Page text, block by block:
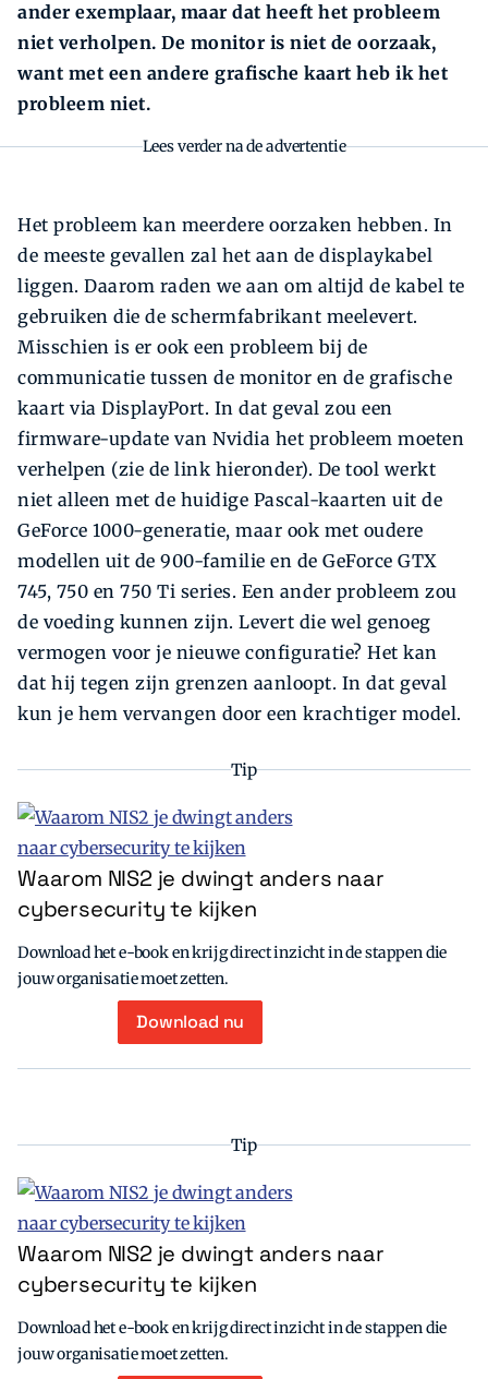
ander exemplaar, maar dat heeft het probleem
niet verholpen. De monitor is niet de oorzaak,
want met een andere grafische kaart heb ik het
probleem niet.
Lees verder na de advertentie
Het probleem kan meerdere oorzaken hebben. In
de meeste gevallen zal het aan de displaykabel
liggen. Daarom raden we aan om altijd de kabel te
gebruiken die de schermfabrikant meelevert.
Misschien is er ook een probleem bij de
communicatie tussen de monitor en de grafische
kaart via DisplayPort. In dat geval zou een
firmware-update van Nvidia het probleem moeten
verhelpen (zie de link hieronder). De tool werkt
niet alleen met de huidige Pascal-kaarten uit de
GeForce 1000-generatie, maar ook met oudere
modellen uit de 900-familie en de GeForce GTX
745, 750 en 750 Ti series. Een ander probleem zou
de voeding kunnen zijn. Levert die wel genoeg
vermogen voor je nieuwe configuratie? Het kan
dat hij tegen zijn grenzen aanloopt. In dat geval
kun je hem vervangen door een krachtiger model.
Tip
Waarom NIS2 je dwingt anders naar
cybersecurity te kijken
Download het e-book en krijg direct inzicht in de stappen die
jouw organisatie moet zetten.
Download nu
Tip
Waarom NIS2 je dwingt anders naar
cybersecurity te kijken
Download het e-book en krijg direct inzicht in de stappen die
jouw organisatie moet zetten.